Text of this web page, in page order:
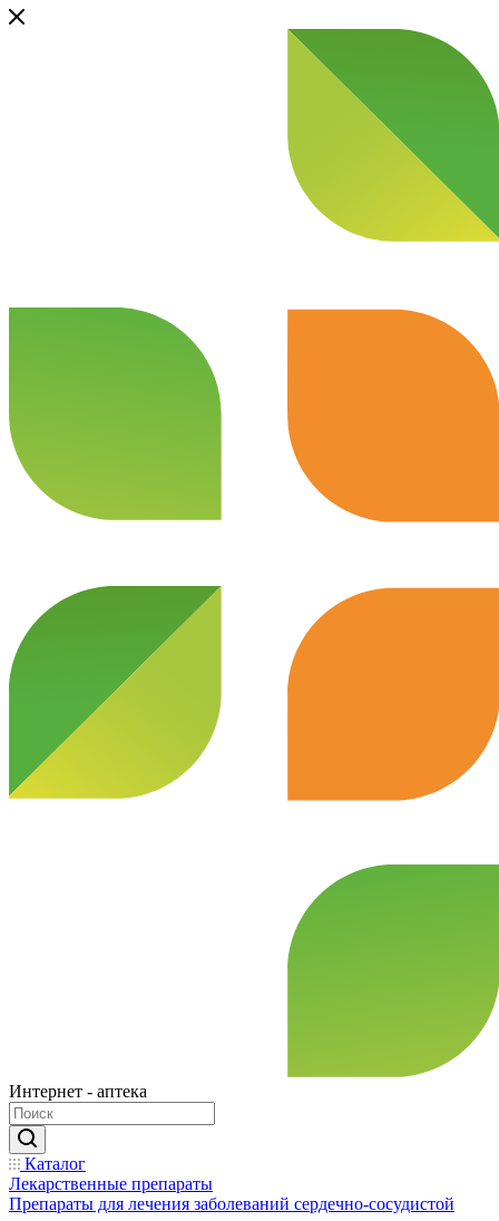
Интернет - аптека
Каталог
Лекарственные препараты
Препараты для лечения заболеваний сердечно-сосудистой